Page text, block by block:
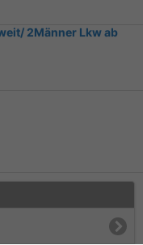
2Männer Lkw ab